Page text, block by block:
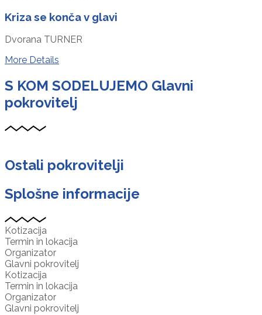
Kriza se konča v glavi
Dvorana TURNER
More Details
S KOM SODELUJEMO Glavni
pokrovitelj
Ostali pokrovitelji
Splošne informacije
Kotizacija
Termin in lokacija
Organizator
Glavni pokrovitelj
Kotizacija
Termin in lokacija
Organizator
Glavni pokrovitelj